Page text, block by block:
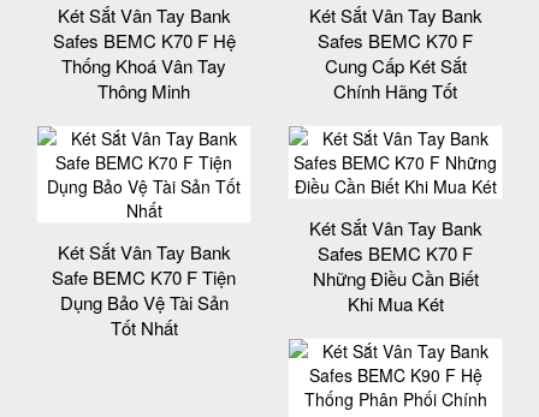
Két Sắt Vân Tay Bank
Safes BEMC K70 F Hệ
Thống Khoá Vân Tay
Thông Minh
Két Sắt Vân Tay Bank
Safes BEMC K70 F
Cung Cấp Két Sắt
Chính Hãng Tốt
Két Sắt Vân Tay Bank
Safe BEMC K70 F Tiện
Dụng Bảo Vệ Tài Sản
Tốt Nhất
Két Sắt Vân Tay Bank
Safes BEMC K70 F
Những Điều Cần Biết
Khi Mua Két